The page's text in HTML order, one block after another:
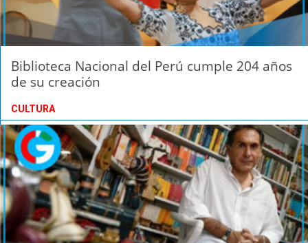
Biblioteca Nacional del Perú cumple 204 años
de su creación
CULTURA